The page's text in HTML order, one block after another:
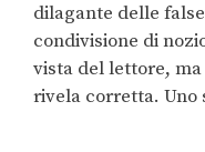
dilagante delle
condivisione di
vista del lettore,
rivela corretta. Uno